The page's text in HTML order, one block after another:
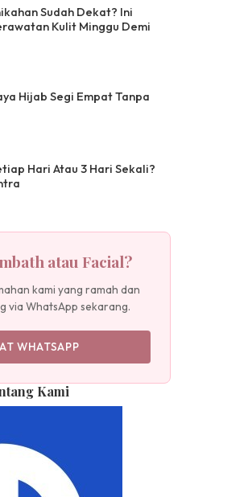
Sudah Dekat? Ini
Kulit Minggu Demi
Hijab Segi Empat Tanpa
Hari Atau 3 Hari Sekali?
atau Facial?
kami yang ramah dan
via WhatsApp sekarang.
WHATSAPP
Kami